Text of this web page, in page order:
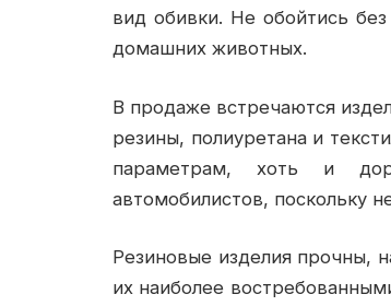
вид обивки. Не обойтись
домашних животных.
В продаже встречаются
резины, полиуретана и
параметрам, хоть и
автомобилистов, поскольку
Резиновые изделия прочны,
их наиболее